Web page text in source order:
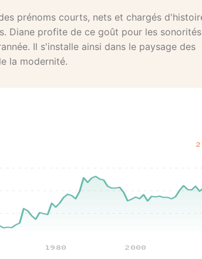
prénoms courts, nets et chargés
Diane profite de ce goût pour les sonorités
Il s'installe ainsi dans le paysage des
la modernité.
1980 2000